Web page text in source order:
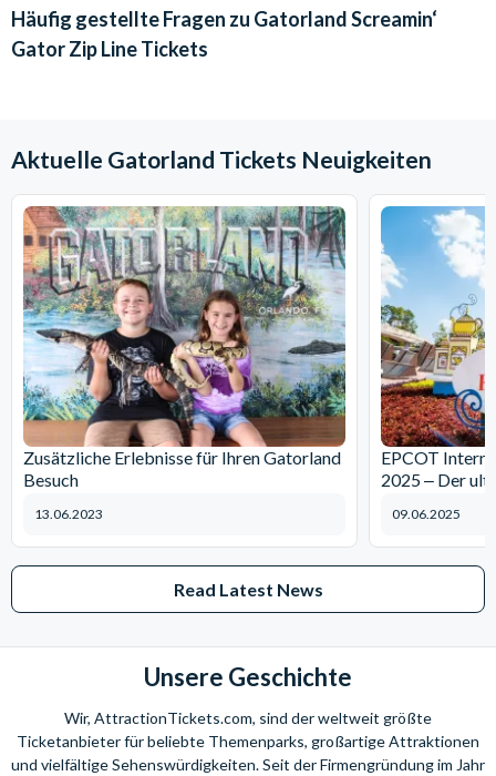
Alle Teilnehmer werden darum gebeten, eine
Einverständniserklärung sowie einen Haftungsverzicht zu
unterschreiben. Kinder und Jugendlich unter 18 Jahren
Stornierungsbedingungen: Kostenlose Stornierungen,
bevor Sie Ihr Ticket heruntergeladen haben. Sobald Sie Ihr
Ticket von Ihrem Kundenkonto heruntergeladen haben, ist
dieses nicht mehr rückerstattbar.
Häufig gestellte Fragen zu Gatorland Screamin‘
Gator Zip Line Tickets
Aktuelle Gatorland Tickets Neuigkeiten
Zusätzliche Erlebnisse für Ihren Gatorland
Besuch
13.06.2023
EPCOT
2025 ‒ Der
09.06.2025
Read Latest News
Unsere Geschichte
Wir, AttractionTickets.com, sind der weltweit größte
Ticketanbieter für beliebte Themenparks, großartige Attraktionen
und vielfältige Sehenswürdigkeiten. Seit der Firmengründung im Jahr